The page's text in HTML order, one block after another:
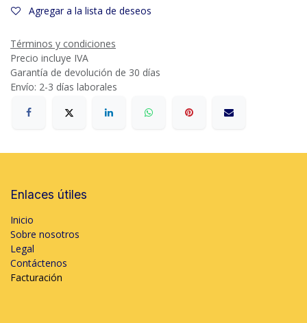
Agregar a la lista de deseos
Términos y condiciones
Precio incluye IVA
Garantía de devolución de 30 días
Envío: 2-3 días laborales
Enlaces útiles
Inicio
Sobre nosotros
Legal
Contáctenos
Facturación